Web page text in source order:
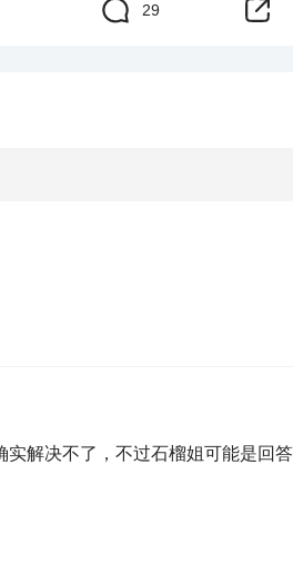
29
实解决不了，不过石榴姐可能是回